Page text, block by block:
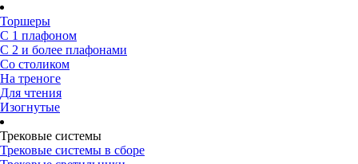
Торшеры
С 1 плафоном
С 2 и более плафонами
Со столиком
На треноге
Для чтения
Изогнутые
Трековые системы
Трековые системы в сборе